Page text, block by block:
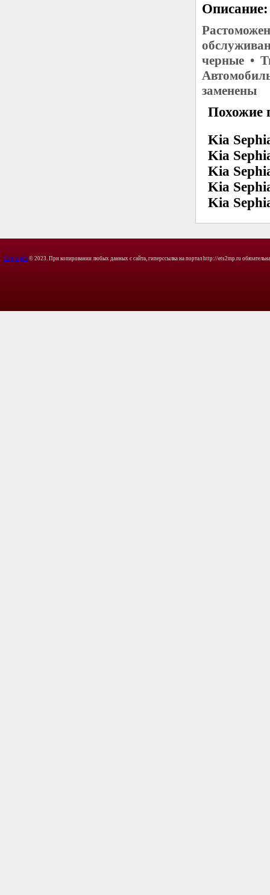
Описание:
черные •
заменены
Похожие
Kia
Kia
Kia
Kia
Kia
Copyright © 2023. При копировании любых данных с сайта, гиперссылка на портал http://ets2mp.ru